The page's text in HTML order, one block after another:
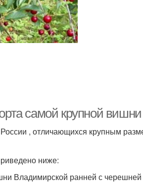
самой крупной вишни
, отличающихся крупным
ниже:
Владимирской ранней с черешней